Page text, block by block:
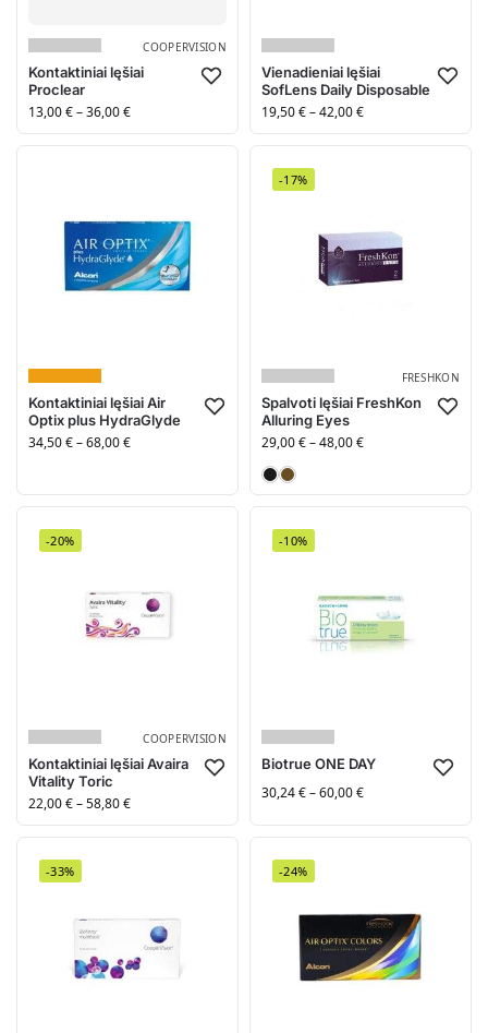
COOPERVISION
Kontaktiniai lęšiai
Proclear
13,00€–36,00€
Vienadieniai lęšiai
SofLens Daily Disposable
19,50€–42,00€
Kontaktiniai lęšiai Air
Optix plus HydraGlyde
34,50€–68,00€
-17%
FRESHKON
Spalvoti lęšiai FreshKon
Alluring Eyes
29,00€–48,00€
-20%
COOPERVISION
Kontaktiniai lęšiai Avaira
Vitality Toric
22,00€–58,80€
-10%
Biotrue ONE DAY
30,24€–60,00€
-33% -24%